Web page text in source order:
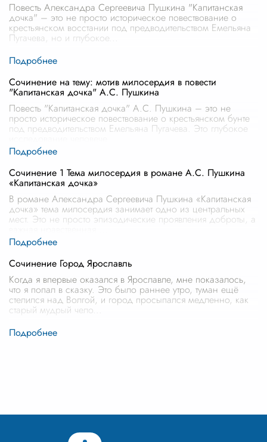
Повесть Александра Сергеевича Пушкина "Капитанская
дочка" – это не просто историческое повествование о
крестьянском восстании под предводительством Емельяна
Пугачева, но и глубокое
Сочинение на тему: мотив милосердия в повести
"Капитанская дочка" А.С. Пушкина
Повесть "Капитанская дочка" А.С. Пушкина – это не
просто историческое повествование о крестьянском бунте
под предводительством Емельяна Пугачева. Это глубокое
Сочинение 1 Тема милосердия в романе А.С. Пушкина
«Капитанская дочка»
В романе Александра Сергеевича Пушкина «Капитанская
дочка» тема милосердия занимает одно из центральных
мест. Это не просто эпизодические проявления доброты, а
Сочинение Город Ярославль
Когда я впервые оказался в Ярославле, мне показалось,
что я попал в сказку. Это было раннее утро, туман ещё
стелился над Волгой, и город просыпался медленно, как
старый мудрый чело